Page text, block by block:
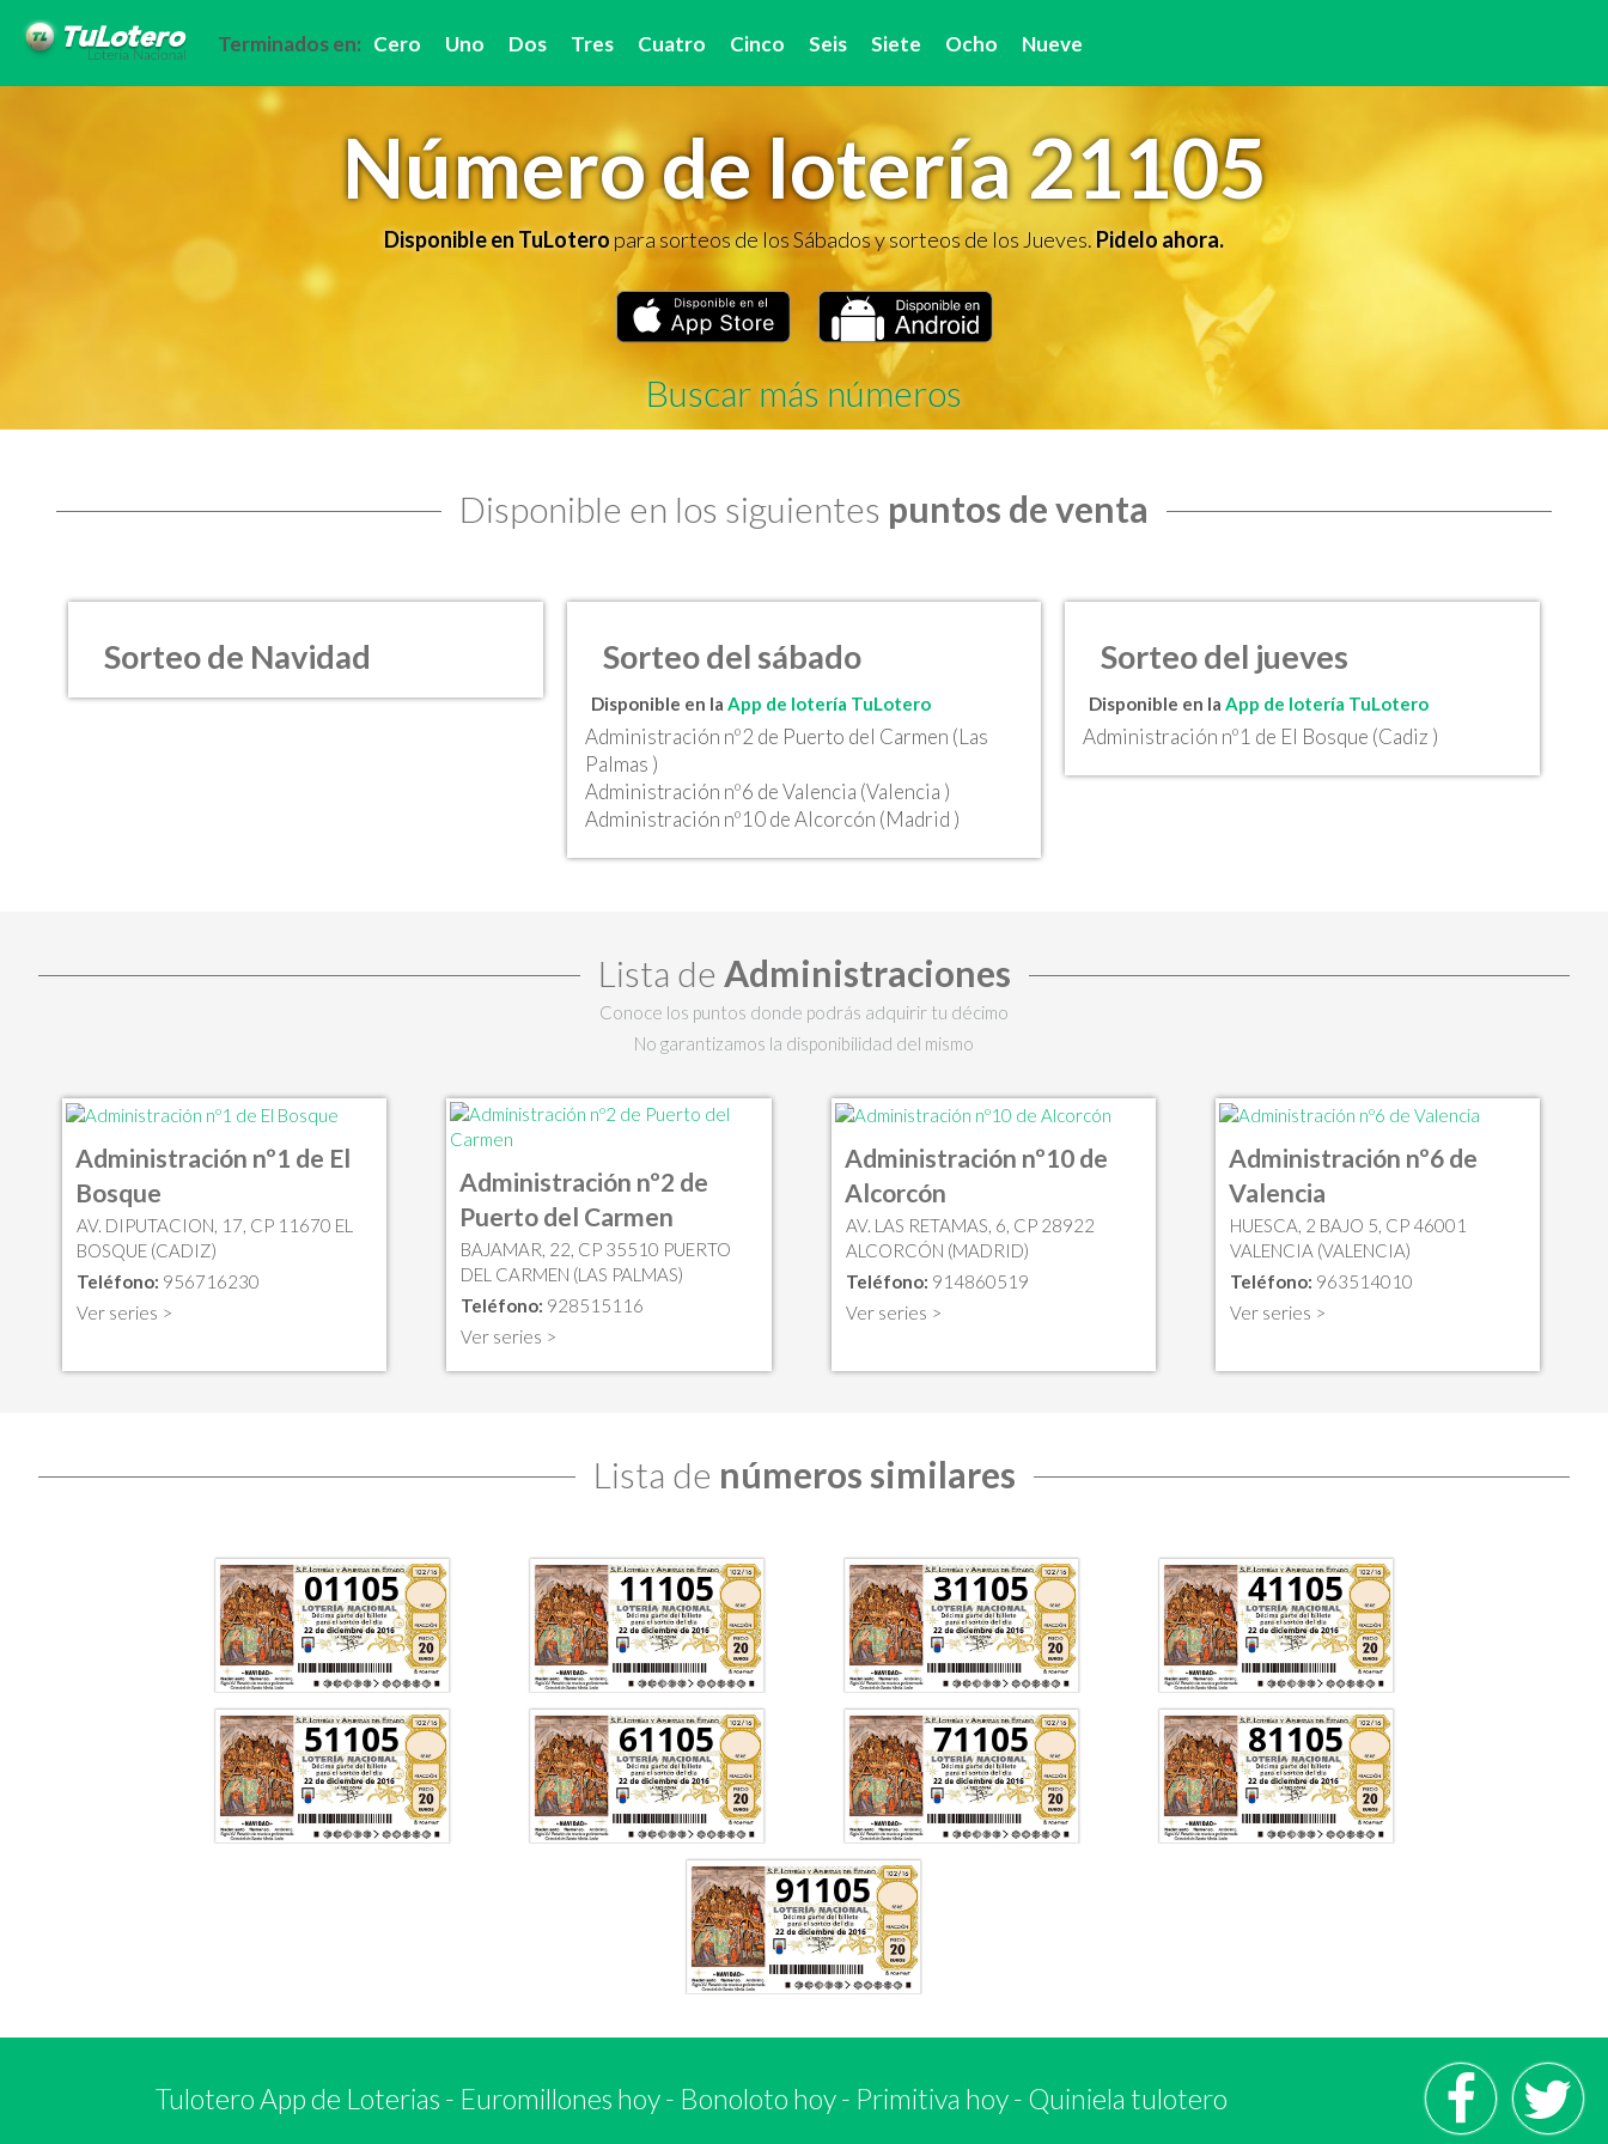
Terminados en: Cero Uno Dos Tres Cuatro Cinco Seis Siete Ocho Nueve
Número de lotería 21105
Disponible en TuLoteropara sorteos de los Sábados y sorteos de los Jueves.Pidelo ahora.
Buscar más números
Disponible en los siguientes puntos de venta
Sorteo de Navidad Sorteo del sábado
Disponible en la App de lotería TuLotero
Administración nº2 de Puerto del Carmen (Las
Palmas )
Administración nº6 de Valencia (Valencia )
Administración nº10 de Alcorcón (Madrid )
Sorteo del jueves
Disponible en laApp de lotería TuLotero
Administración nº1 de El Bosque (Cadiz )
Lista de Administraciones
Conoce los puntos donde podrás adquirir tu décimo
No garantizamos la disponibilidad del mismo
Administración nº1 de El
Bosque
AV. DIPUTACION, 17, CP 11670 EL
BOSQUE (CADIZ)
Teléfono: 956716230
Ver series >
Administración nº2 de
Puerto del Carmen
BAJAMAR, 22, CP 35510 PUERTO
DEL CARMEN (LAS PALMAS)
Teléfono: 928515116
Ver series >
Administración nº10 de
Alcorcón
AV. LAS RETAMAS, 6, CP 28922
ALCORCÓN (MADRID)
Teléfono: 914860519
Ver series >
Administración nº6 de
Valencia
HUESCA, 2 BAJO 5, CP 46001
VALENCIA (VALENCIA)
Teléfono: 963514010
Ver series >
Lista de números similares
01105 11105 31105 41105
51105 61105 71105 81105
91105
Tulotero App de Loterias - Euromillones hoy- Bonoloto hoy- Primitiva hoy- Quiniela tulotero